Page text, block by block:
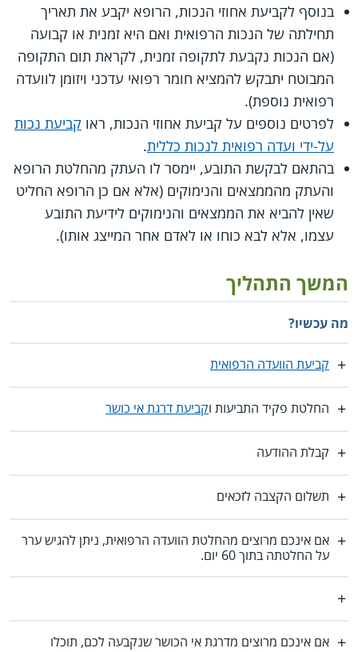
בנוסף לקביעת אחוזי הנכות, הרופא יקבע את תאריך
תחילתה של הנכות הרפואית ואם היא זמנית או קבועה
(אם הנכות נקבעת לתקופה זמנית, לקראת תום התקופה
המבוטח יתבקש להמציא חומר רפואי עדכני ויזומן לוועדה
רפואית נוספת).
לפרטים נוספים על קביעת אחוזי הנכות, ראו קביעת נכות
על-ידי ועדה רפואית לנכות כללית.
בהתאם לבקשת התובע, יימסר לו העתק מהחלטת הרופא
והעתק מהממצאים והנימוקים (אלא אם כן הרופא החליט
שאין להביא את הממצאים והנימוקים לידיעת התובע
עצמו, אלא לבא כוחו או לאדם אחר המייצג אותו).
המשך התהליך
מה עכשיו?
קביעת הוועדה הרפואית
החלטת פקיד התביעות וקביעת דרגת אי כושר
קבלת ההודעה
תשלום הקצבה לזכאים
אם אינכם מרוצים מהחלטת הוועדה הרפואית, ניתן להגיש ערר
על החלטתה בתוך 60 יום.
אם אינכם מרוצים מדרגת אי הכושר שנקבעה לכם, תוכלו